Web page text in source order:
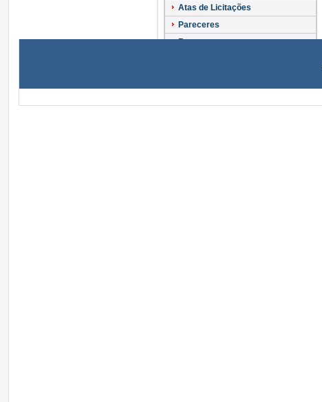
Atas de Licitações
Pareceres
Recursos